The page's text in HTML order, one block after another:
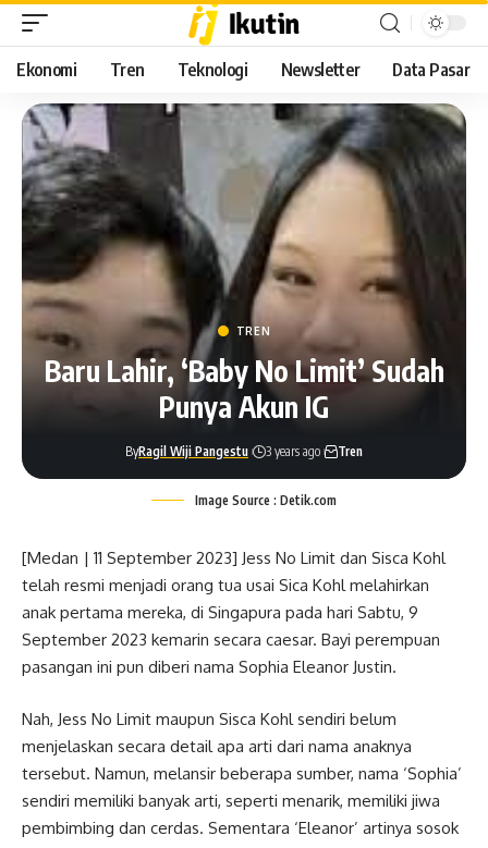
Ekonomi Tren Teknologi Newsletter Data Pasar
TREN
Baru Lahir, ‘Baby No Limit’ Sudah
Punya Akun IG
ByRagil Wiji Pangestu 3 years ago Tren
Image Source : Detik.com
[Medan | 11 September 2023] Jess No Limit dan Sisca Kohl
telah resmi menjadi orang tua usai Sica Kohl melahirkan
anak pertama mereka, di Singapura pada hari Sabtu, 9
September 2023 kemarin secara caesar. Bayi perempuan
pasangan ini pun diberi nama Sophia Eleanor Justin.
Nah, Jess No Limit maupun Sisca Kohl sendiri belum
menjelaskan secara detail apa arti dari nama anaknya
tersebut. Namun, melansir beberapa sumber, nama ‘Sophia’
sendiri memiliki banyak arti, seperti menarik, memiliki jiwa
pembimbing dan cerdas. Sementara ‘Eleanor’ artinya sosok